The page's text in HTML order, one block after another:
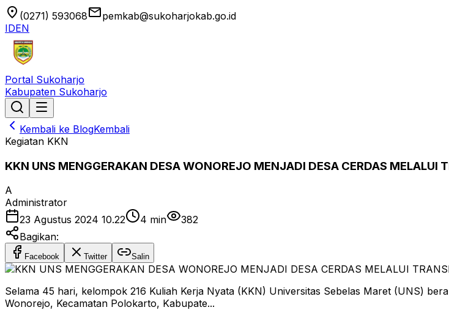
location_on (0271) 593068emailpemkab@sukoharjokab.go.id
IDEN
Portal Sukoharjo
Kabupaten Sukoharjo
Kembali ke BlogKembali
Kegiatan KKN
KKN UNS MENGGERAKAN DESA WONOREJO MENJADI DESA CERDAS MELALUI
A
Administrator
23 Agustus 2024 10.22
4 min
382
Bagikan:
Facebook Twitter Salin
Selama 45 hari, kelompok 216 Kuliah Kerja Nyata (KKN) Universitas Sebelas Maret (UNS)
Wonorejo, Kecamatan Polokarto, Kabupate...